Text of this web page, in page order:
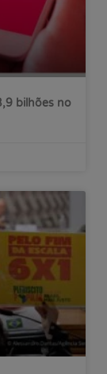
bilhões no